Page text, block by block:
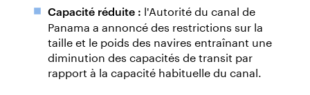
Capacité réduite : l'Autorité du canal de
Panama a annoncé des restrictions sur la
taille et le poids des navires entraînant une
diminution des capacités de transit par
rapport à la capacité habituelle du canal.